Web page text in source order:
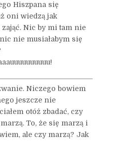
Hiszpana się
oni wiedzą jak
Nic by mi tam nie
nie musiałabym się
Niczego bowiem
jeszcze nie
otóż zbadać, czy
To, że się marzą i
ale czy marzą? Jak